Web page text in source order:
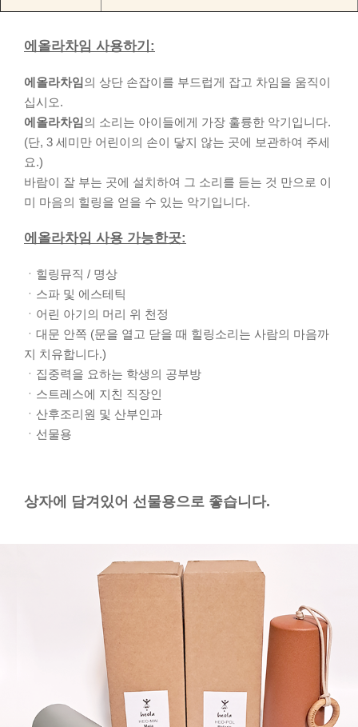
에올라차임 사용하기:
에올라차임 의 상단 손잡이를 부드럽게 잡고 차임을 움직이
십시오.
에올라차임 의 소리는 아이들에게 가장 훌륭한 악기입니다.
(단, 3 세미만 어린이의 손이 닿지 않는 곳에 보관하여 주세
요.)
바람이 잘 부는 곳에 설치하여 그 소리를 듣는 것 만으로 이
미 마음의 힐링을 얻을 수 있는 악기입니다.
에올라차임 사용 가능한곳:
ㆍ힐링뮤직 / 명상
ㆍ스파 및 에스테틱
ㆍ어린 아기의 머리 위 천정
ㆍ대문 안쪽 (문을 열고 닫을 때 힐링소리는 사람의 마음까
지 치유합니다.)
ㆍ집중력을 요하는 학생의 공부방
ㆍ스트레스에 지친 직장인
ㆍ산후조리원 및 산부인과
ㆍ선물용
상자에 담겨있어 선물용으로 좋습니다.